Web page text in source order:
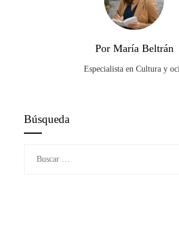
Por María Beltrán
Especialista en Cultura y
Búsqueda